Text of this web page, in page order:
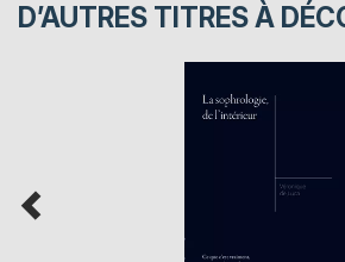
D’AUTRES TITRES À